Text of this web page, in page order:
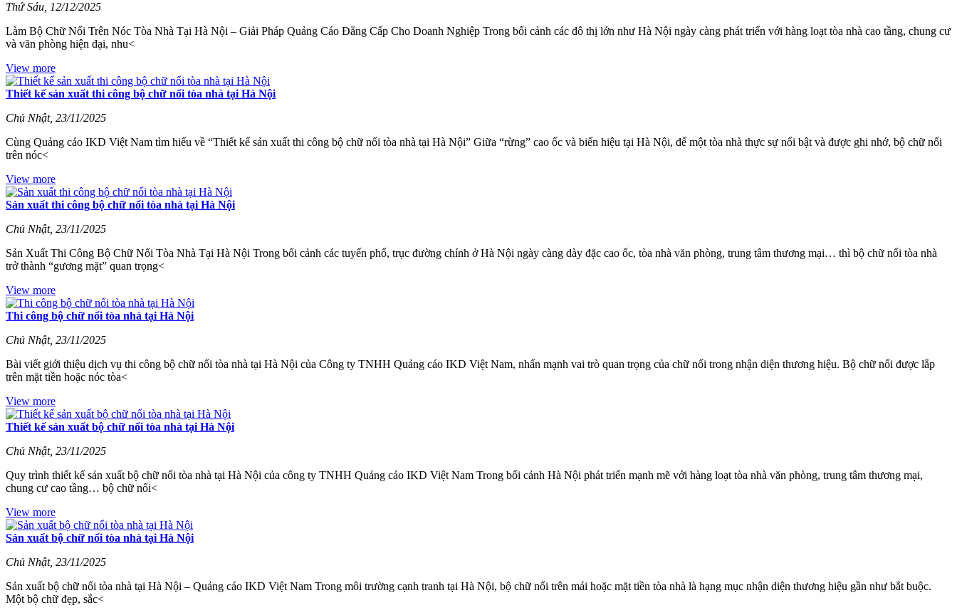
Thứ Sáu, 12/12/2025
Làm Bộ Chữ Nổi Trên Nóc Tòa Nhà Tại Hà Nội – Giải Pháp Quảng Cáo Đẳng Cấp Cho Doanh Nghiệp Trong bối cảnh các đô thị lớn như Hà Nội ngày càng phát triển với hàng loạt tòa nhà cao tầng, chung cư
và văn phòng hiện đại, nhu<
View more
Thiết kế sản xuất thi công bộ chữ nổi tòa nhà tại Hà Nội
Chủ Nhật, 23/11/2025
Cùng Quảng cáo IKD Việt Nam tìm hiểu về “Thiết kế sản xuất thi công bộ chữ nổi tòa nhà tại Hà Nội” Giữa “rừng” cao ốc và biển hiệu tại Hà Nội, để một tòa nhà thực sự nổi bật và được ghi nhớ, bộ chữ nổi
trên nóc<
View more
Sản xuất thi công bộ chữ nổi tòa nhà tại Hà Nội
Chủ Nhật, 23/11/2025
Sản Xuất Thi Công Bộ Chữ Nổi Tòa Nhà Tại Hà Nội Trong bối cảnh các tuyến phố, trục đường chính ở Hà Nội ngày càng dày đặc cao ốc, tòa nhà văn phòng, trung tâm thương mại… thì bộ chữ nổi tòa nhà
trở thành “gương mặt” quan trọng<
View more
Thi công bộ chữ nổi tòa nhà tại Hà Nội
Chủ Nhật, 23/11/2025
Bài viết giới thiệu dịch vụ thi công bộ chữ nổi tòa nhà tại Hà Nội của Công ty TNHH Quảng cáo IKD Việt Nam, nhấn mạnh vai trò quan trọng của chữ nổi trong nhận diện thương hiệu. Bộ chữ nổi được lắp
trên mặt tiền hoặc nóc tòa<
View more
Thiết kế sản xuất bộ chữ nổi tòa nhà tại Hà Nội
Chủ Nhật, 23/11/2025
Quy trình thiết kế sản xuất bộ chữ nổi tòa nhà tại Hà Nội của công ty TNHH Quảng cáo IKD Việt Nam Trong bối cảnh Hà Nội phát triển mạnh mẽ với hàng loạt tòa nhà văn phòng, trung tâm thương mại,
chung cư cao tầng… bộ chữ nổi<
View more
Sản xuất bộ chữ nổi tòa nhà tại Hà Nội
Chủ Nhật, 23/11/2025
Sản xuất bộ chữ nổi tòa nhà tại Hà Nội – Quảng cáo IKD Việt Nam Trong môi trường cạnh tranh tại Hà Nội, bộ chữ nổi trên mái hoặc mặt tiền tòa nhà là hạng mục nhận diện thương hiệu gần như bắt buộc.
Một bộ chữ đẹp, sắc<